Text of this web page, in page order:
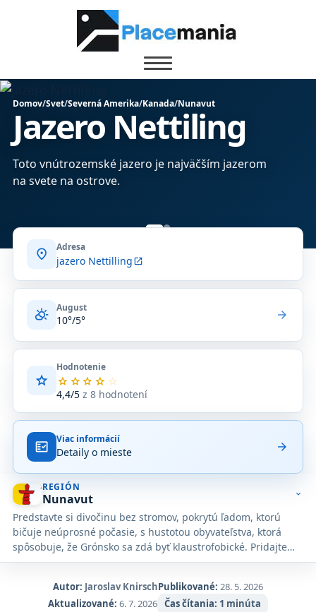
Domov/Svet/Severná Amerika/Kanada/Nunavut
Jazero Nettiling
Toto vnútrozemské jazero je najväčším jazerom
na svete na ostrove.
location_on Adresa
jazero Nettillingopen_in_new
partly_cloudy_day August
10°/5° arrow_forward
star
Hodnotenie
star star star star star
4,4/5z 8 hodnotení
Priemerné
hodnotenie
z
na
základe
8
hodnotení
na
Google
Maps.
fact_check Viac informácií
Detaily o mieste arrow_forward
REGIÓN
Nunavut
Predstavte si divočinu bez stromov, pokrytú ľadom, ktorú
bičuje neúprosné počasie, s hustotou obyvateľstva, ktorá
spôsobuje, že Grónsko sa zdá byť klaustrofobické. Pridajte
ľadové medvede, narvaly, veľryby beluga a rozptýlenú
že ju cudzinci nedokázali kolonizovať.
expand_more
Autor: Jaroslav KnirschPublikované: 28. 5. 2026
Aktualizované: 6. 7. 2026 Čas čítania: 1 minúta